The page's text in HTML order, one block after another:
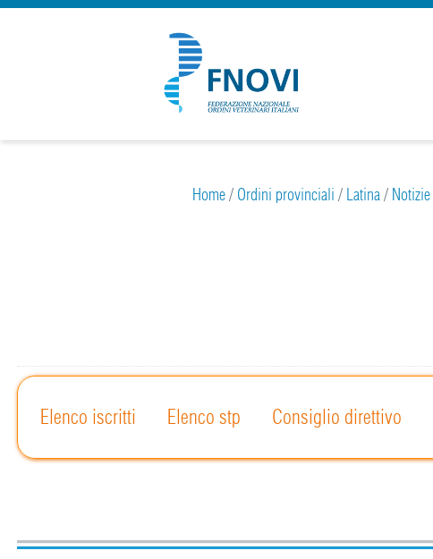
Home/ Ordini provinciali / Latina/ Notizie
Elenco iscritti Elenco stp Consiglio direttivo